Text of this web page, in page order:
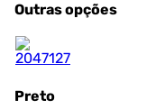
Outras opções
Preto